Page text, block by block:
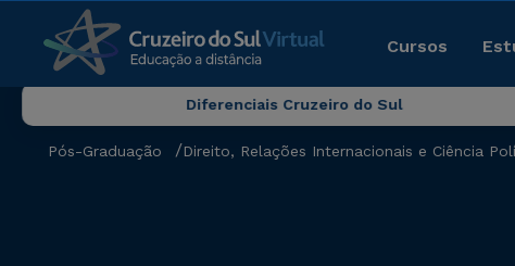
Cursos
Diferenciais Cruzeiro do Sul
Pós-Graduação Direito, Relações Internacionais e Ciência